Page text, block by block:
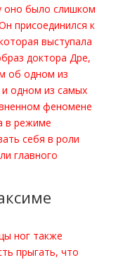
оно было слишком
присоединился к
выступала
доктора Дре,
об одном из
одном из самых
феномене
в режиме
себя в роли
главного
ног также
прыгать, что